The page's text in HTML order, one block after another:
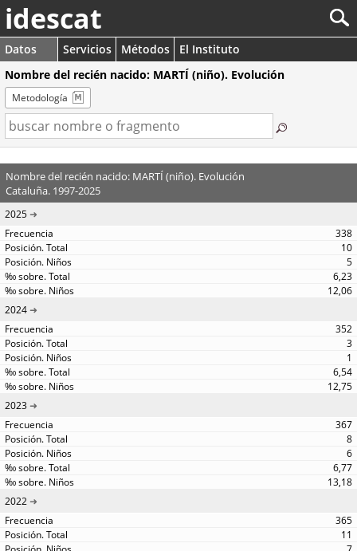
idescat
Datos Servicios Métodos
El Instituto
Nombre del recién nacido: MARTÍ (niño). Evolución
Metodología
Nombre del recién nacido: MARTÍ (niño). Evolución
Cataluña. 1997-2025
2025
338
10
5
6,23
12,06
2024
352
3
1
6,54
12,75
2023
367
8
6
6,77
13,18
2022
365
11